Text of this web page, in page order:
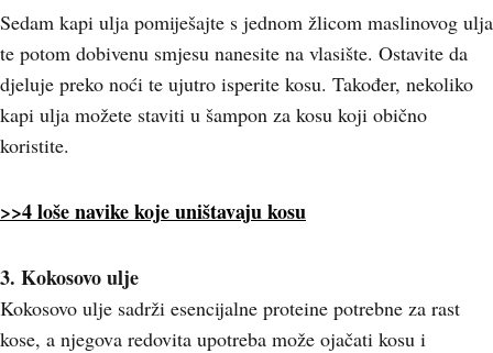
Sedam kapi ulja pomiješajte s jednom žlicom maslinovog ulja
te potom dobivenu smjesu nanesite na vlasište. Ostavite da
djeluje preko noći te ujutro isperite kosu. Također, nekoliko
kapi ulja možete staviti u šampon za kosu koji obično
koristite.
>>4 loše navike koje uništavaju kosu
3. Kokosovo ulje
Kokosovo ulje sadrži esencijalne proteine potrebne za rast
kose, a njegova redovita upotreba može ojačati kosu i